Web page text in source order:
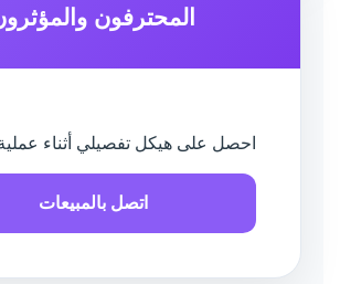
المحترفون
احصل على هيكل تفصيلي أثناء عملية
اتصل بالمبيعات